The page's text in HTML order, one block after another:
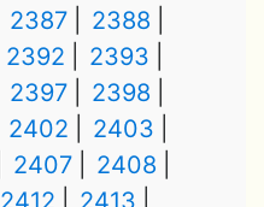
2387
2388
2392
2393
2397
2398
2402
2403
2407
2408
2412
2413